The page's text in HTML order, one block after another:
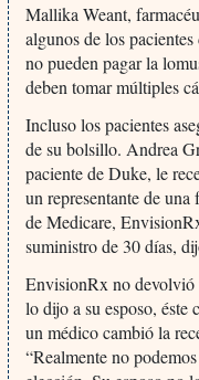
Mallika Weant,
algunos de los
no pueden pagar la
deben tomar múltiples
Incluso los pacientes
de su bolsillo. Andrea
paciente de Duke, le
un representante de
de Medicare,
suministro de 30 días,
EnvisionRx no devolvió
lo dijo a su esposo,
un médico cambió la
“Realmente no